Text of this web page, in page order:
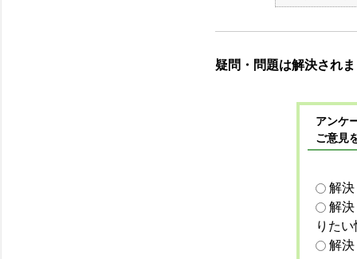
疑問・問題は解決され
アンケ
ご意見
解
解
りた
解